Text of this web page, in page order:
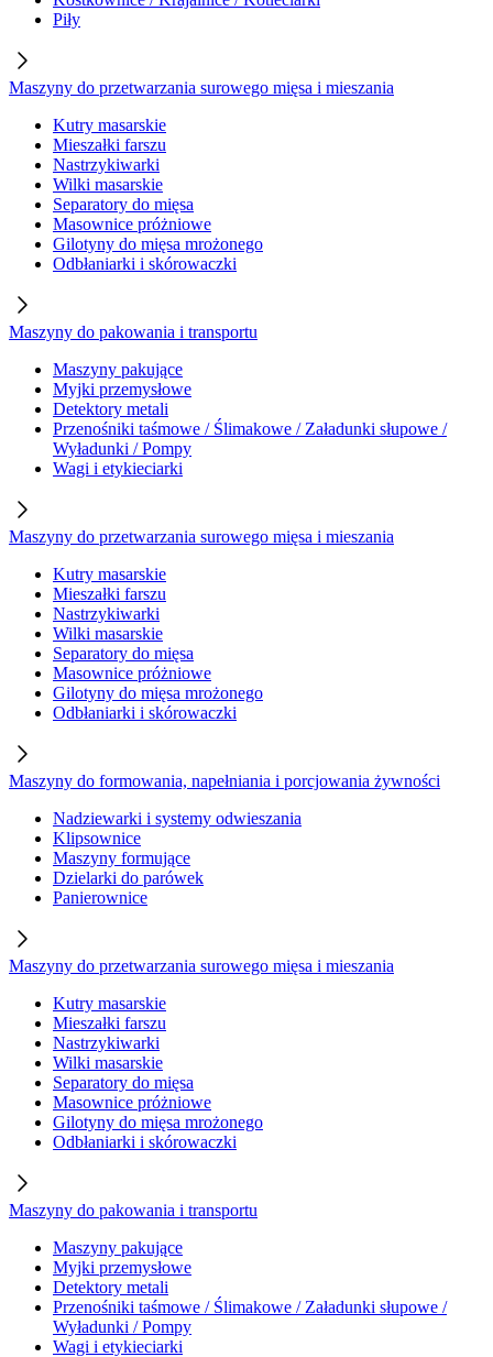
Piły
Maszyny do przetwarzania surowego mięsa i mieszania
Kutry masarskie
Mieszałki farszu
Nastrzykiwarki
Wilki masarskie
Separatory do mięsa
Masownice próżniowe
Gilotyny do mięsa mrożonego
Odbłaniarki i skórowaczki
Maszyny do pakowania i transportu
Maszyny pakujące
Myjki przemysłowe
Detektory metali
Przenośniki taśmowe / Ślimakowe / Załadunki słupowe /
Wyładunki / Pompy
Wagi i etykieciarki
Maszyny do przetwarzania surowego mięsa i mieszania
Kutry masarskie
Mieszałki farszu
Nastrzykiwarki
Wilki masarskie
Separatory do mięsa
Masownice próżniowe
Gilotyny do mięsa mrożonego
Odbłaniarki i skórowaczki
Maszyny do formowania, napełniania i porcjowania żywności
Nadziewarki i systemy odwieszania
Klipsownice
Maszyny formujące
Dzielarki do parówek
Panierownice
Maszyny do przetwarzania surowego mięsa i mieszania
Kutry masarskie
Mieszałki farszu
Nastrzykiwarki
Wilki masarskie
Separatory do mięsa
Masownice próżniowe
Gilotyny do mięsa mrożonego
Odbłaniarki i skórowaczki
Maszyny do pakowania i transportu
Maszyny pakujące
Myjki przemysłowe
Detektory metali
Przenośniki taśmowe / Ślimakowe / Załadunki słupowe /
Wyładunki / Pompy
Wagi i etykieciarki